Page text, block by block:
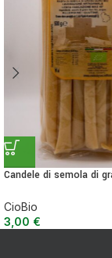
Candele di semola di
CioBio
3,00 €